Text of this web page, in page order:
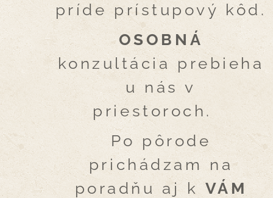
príde prístupový kôd.
OSOBNÁ
konzultácia prebieha
u nás v
priestoroch.
Po pôrode
prichádzam na
poradňu aj k VÁM